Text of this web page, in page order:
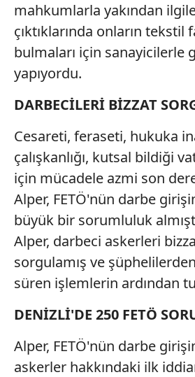
mahkumlarla yakından
çıktıklarında onların tekstil
bulmaları için sanayicilerle
yapıyordu.
DARBECİLERİ BİZZAT
Cesareti, feraseti, hukuka
çalışkanlığı, kutsal bildiği
için mücadele azmi son
Alper, FETÖ'nün darbe
büyük bir sorumluluk
Alper, darbeci askerleri
sorgulamış ve
süren işlemlerin ardından
DENİZLİ'DE 250 FETÖ
Alper, FETÖ'nün darbe
askerler hakkındaki ilk